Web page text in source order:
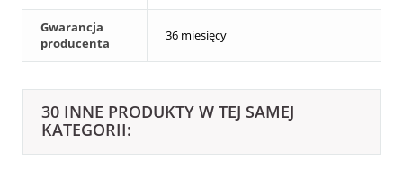
Gwarancja
producenta
36 miesięcy
30 INNE PRODUKTY W TEJ SAMEJ
KATEGORII: